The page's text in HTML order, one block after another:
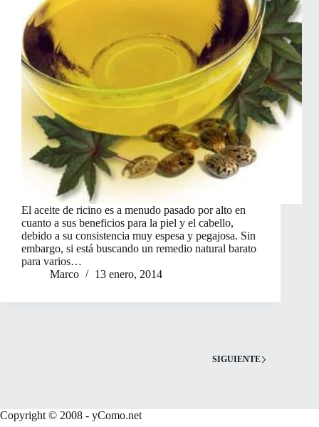
El aceite de ricino es a menudo pasado por alto en
cuanto a sus beneficios para la piel y el cabello,
debido a su consistencia muy espesa y pegajosa. Sin
embargo, si está buscando un remedio natural barato
para varios…
Marco
13 enero, 2014
SIGUIENTE
Copyright © 2008 - yComo.net